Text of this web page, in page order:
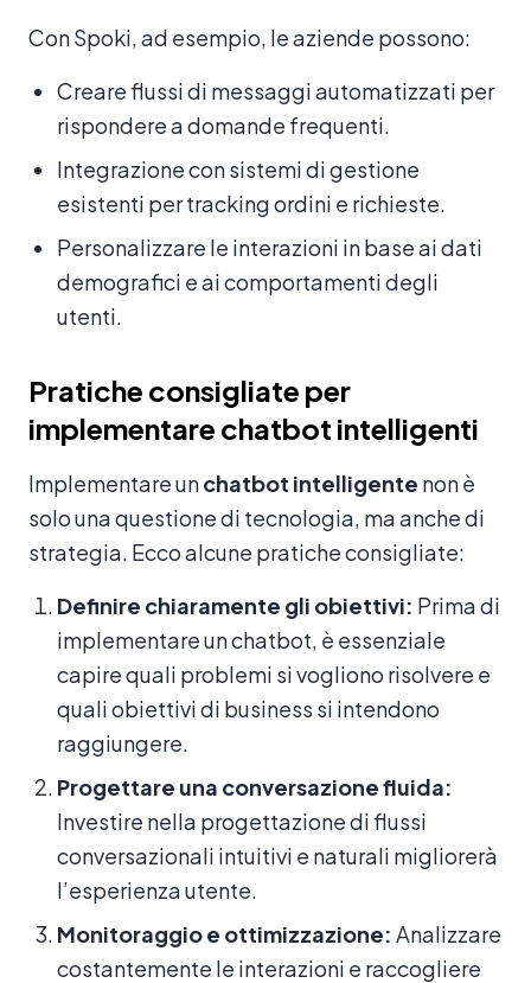
Con Spoki, ad esempio, le aziende possono:
Creare flussi di messaggi automatizzati per
rispondere a domande frequenti.
Integrazione con sistemi di gestione
esistenti per tracking ordini e richieste.
Personalizzare le interazioni in base ai dati
demografici e ai comportamenti degli
utenti.
Pratiche consigliate per
implementare chatbot intelligenti
Implementare unchatbot intelligente non è
solo una questione di tecnologia, ma anche di
strategia. Ecco alcune pratiche consigliate:
Definire chiaramente gli obiettivi: Prima di
implementare un chatbot, è essenziale
capire quali problemi si vogliono risolvere e
quali obiettivi di business si intendono
raggiungere.
Progettare una conversazione fluida:
Investire nella progettazione di flussi
conversazionali intuitivi e naturali migliorerà
l’esperienza utente.
Monitoraggio e ottimizzazione: Analizzare
costantemente le interazioni e raccogliere